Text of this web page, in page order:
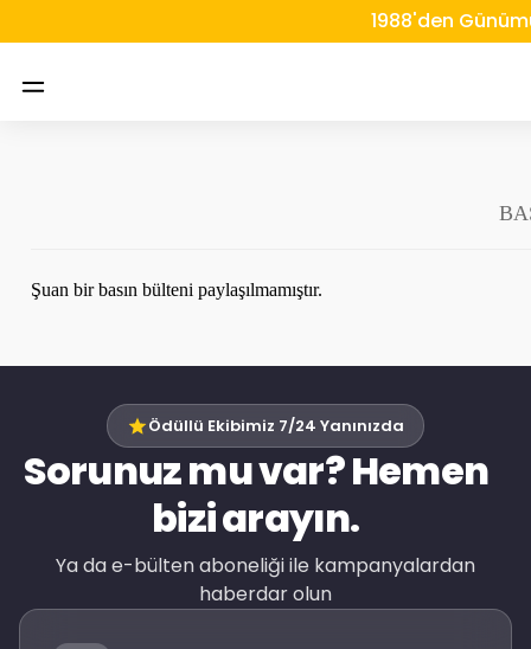
1988'den
Şuan bir basın bülteni paylaşılmamıştır.
Ödüllü Ekibimiz 7/24 Yanınızda
Sorunuz mu var? Hemen
bizi arayın.
Ya da e-bülten aboneliği ile kampanyalardan
haberdar olun